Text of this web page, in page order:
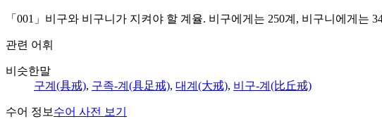
「001」 비구와 비구니가 지켜야 할 계율. 비구에게는 250계, 비구니에게는
관련 어휘
비슷한말
구계 (具戒), 구족-계 (具足戒), 대계 (大戒), 비구-계 (比丘戒)
수어 정보수어 사전 보기